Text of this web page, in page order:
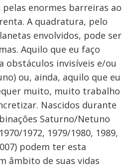
enormes barreiras ao
A quadratura, pelo
envolvidos, pode ser
Aquilo que eu faço
obstáculos invisíveis e/ou
ou, ainda, aquilo que eu
muito, muito trabalho
Nascidos durante
Saturno/Netuno
1972, 1979/1980, 1989,
podem ter esta
âmbito de suas vidas